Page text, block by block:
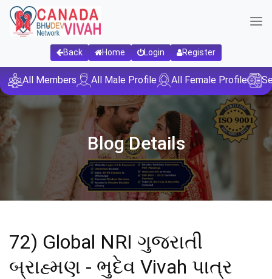
Back Home Login Register
All Members All Male Profile All Female Profile
Blog Details
72) Global NRI ગુજરાતી
બ્રાહ્મણ - ભુદેવ Vivah પાત્ર